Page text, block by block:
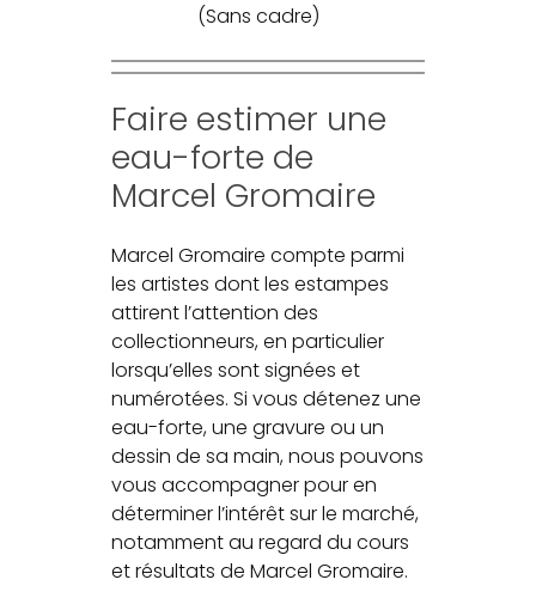
(Sans cadre)
Faire estimer une
eau-forte de
Marcel Gromaire
Marcel Gromaire compte parmi
les artistes dont les estampes
attirent l’attention des
collectionneurs, en particulier
lorsqu’elles sont signées et
numérotées. Si vous détenez une
eau-forte, une gravure ou un
dessin de sa main, nous pouvons
vous accompagner pour en
déterminer l’intérêt sur le marché,
notamment au regard du cours
et résultats de Marcel Gromaire.